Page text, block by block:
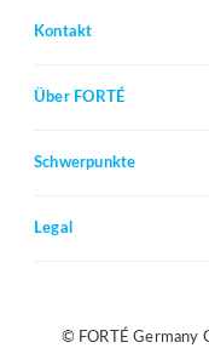
Kontakt
Über FORTÉ
Schwerpunkte
Legal
© FORTÉ Germany